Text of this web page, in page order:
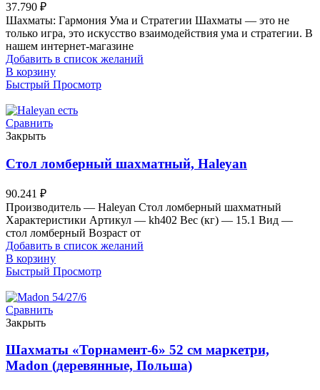
37.790 ₽
Шахматы: Гармония Ума и Стратегии Шахматы — это не
только игра, это искусство взаимодействия ума и стратегии. В
нашем интернет-магазине
Добавить в список желаний
В корзину
Быстрый Просмотр
Сравнить
Закрыть
Стол ломберный шахматный, Haleyan
90.241 ₽
Производитель — Haleyan Стол ломберный шахматный
Характеристики Артикул — kh402 Вес (кг) — 15.1 Вид —
стол ломберный Возраст от
Добавить в список желаний
В корзину
Быстрый Просмотр
Сравнить
Закрыть
Шахматы «Торнамент-6» 52 см маркетри,
Madon (деревянные, Польша)